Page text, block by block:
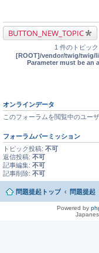
BUTTON_NEW_TOPIC
1 件のトピック
[ROOT]/vendor/twig/twig/
Parameter must be an
オンラインデータ
このフォーラムを閲覧中のユー
フォーラムパーミッション
トピック投稿: 不可
返信投稿: 不可
記事編集: 不可
記事削除: 不可
問題提起トップ 問題提
Powered by